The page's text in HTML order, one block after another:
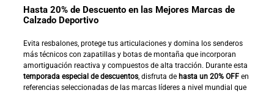
Hasta 20% de Descuento en las Mejores Marcas de
Calzado Deportivo
Evita resbalones, protege tus articulaciones y domina los senderos
más técnicos con zapatillas y botas de montaña que incorporan
amortiguación reactiva y compuestos de alta tracción. Durante esta
temporada especial de descuentos, disfruta de hasta un 20% OFF en
referencias seleccionadas de las marcas líderes a nivel mundial que